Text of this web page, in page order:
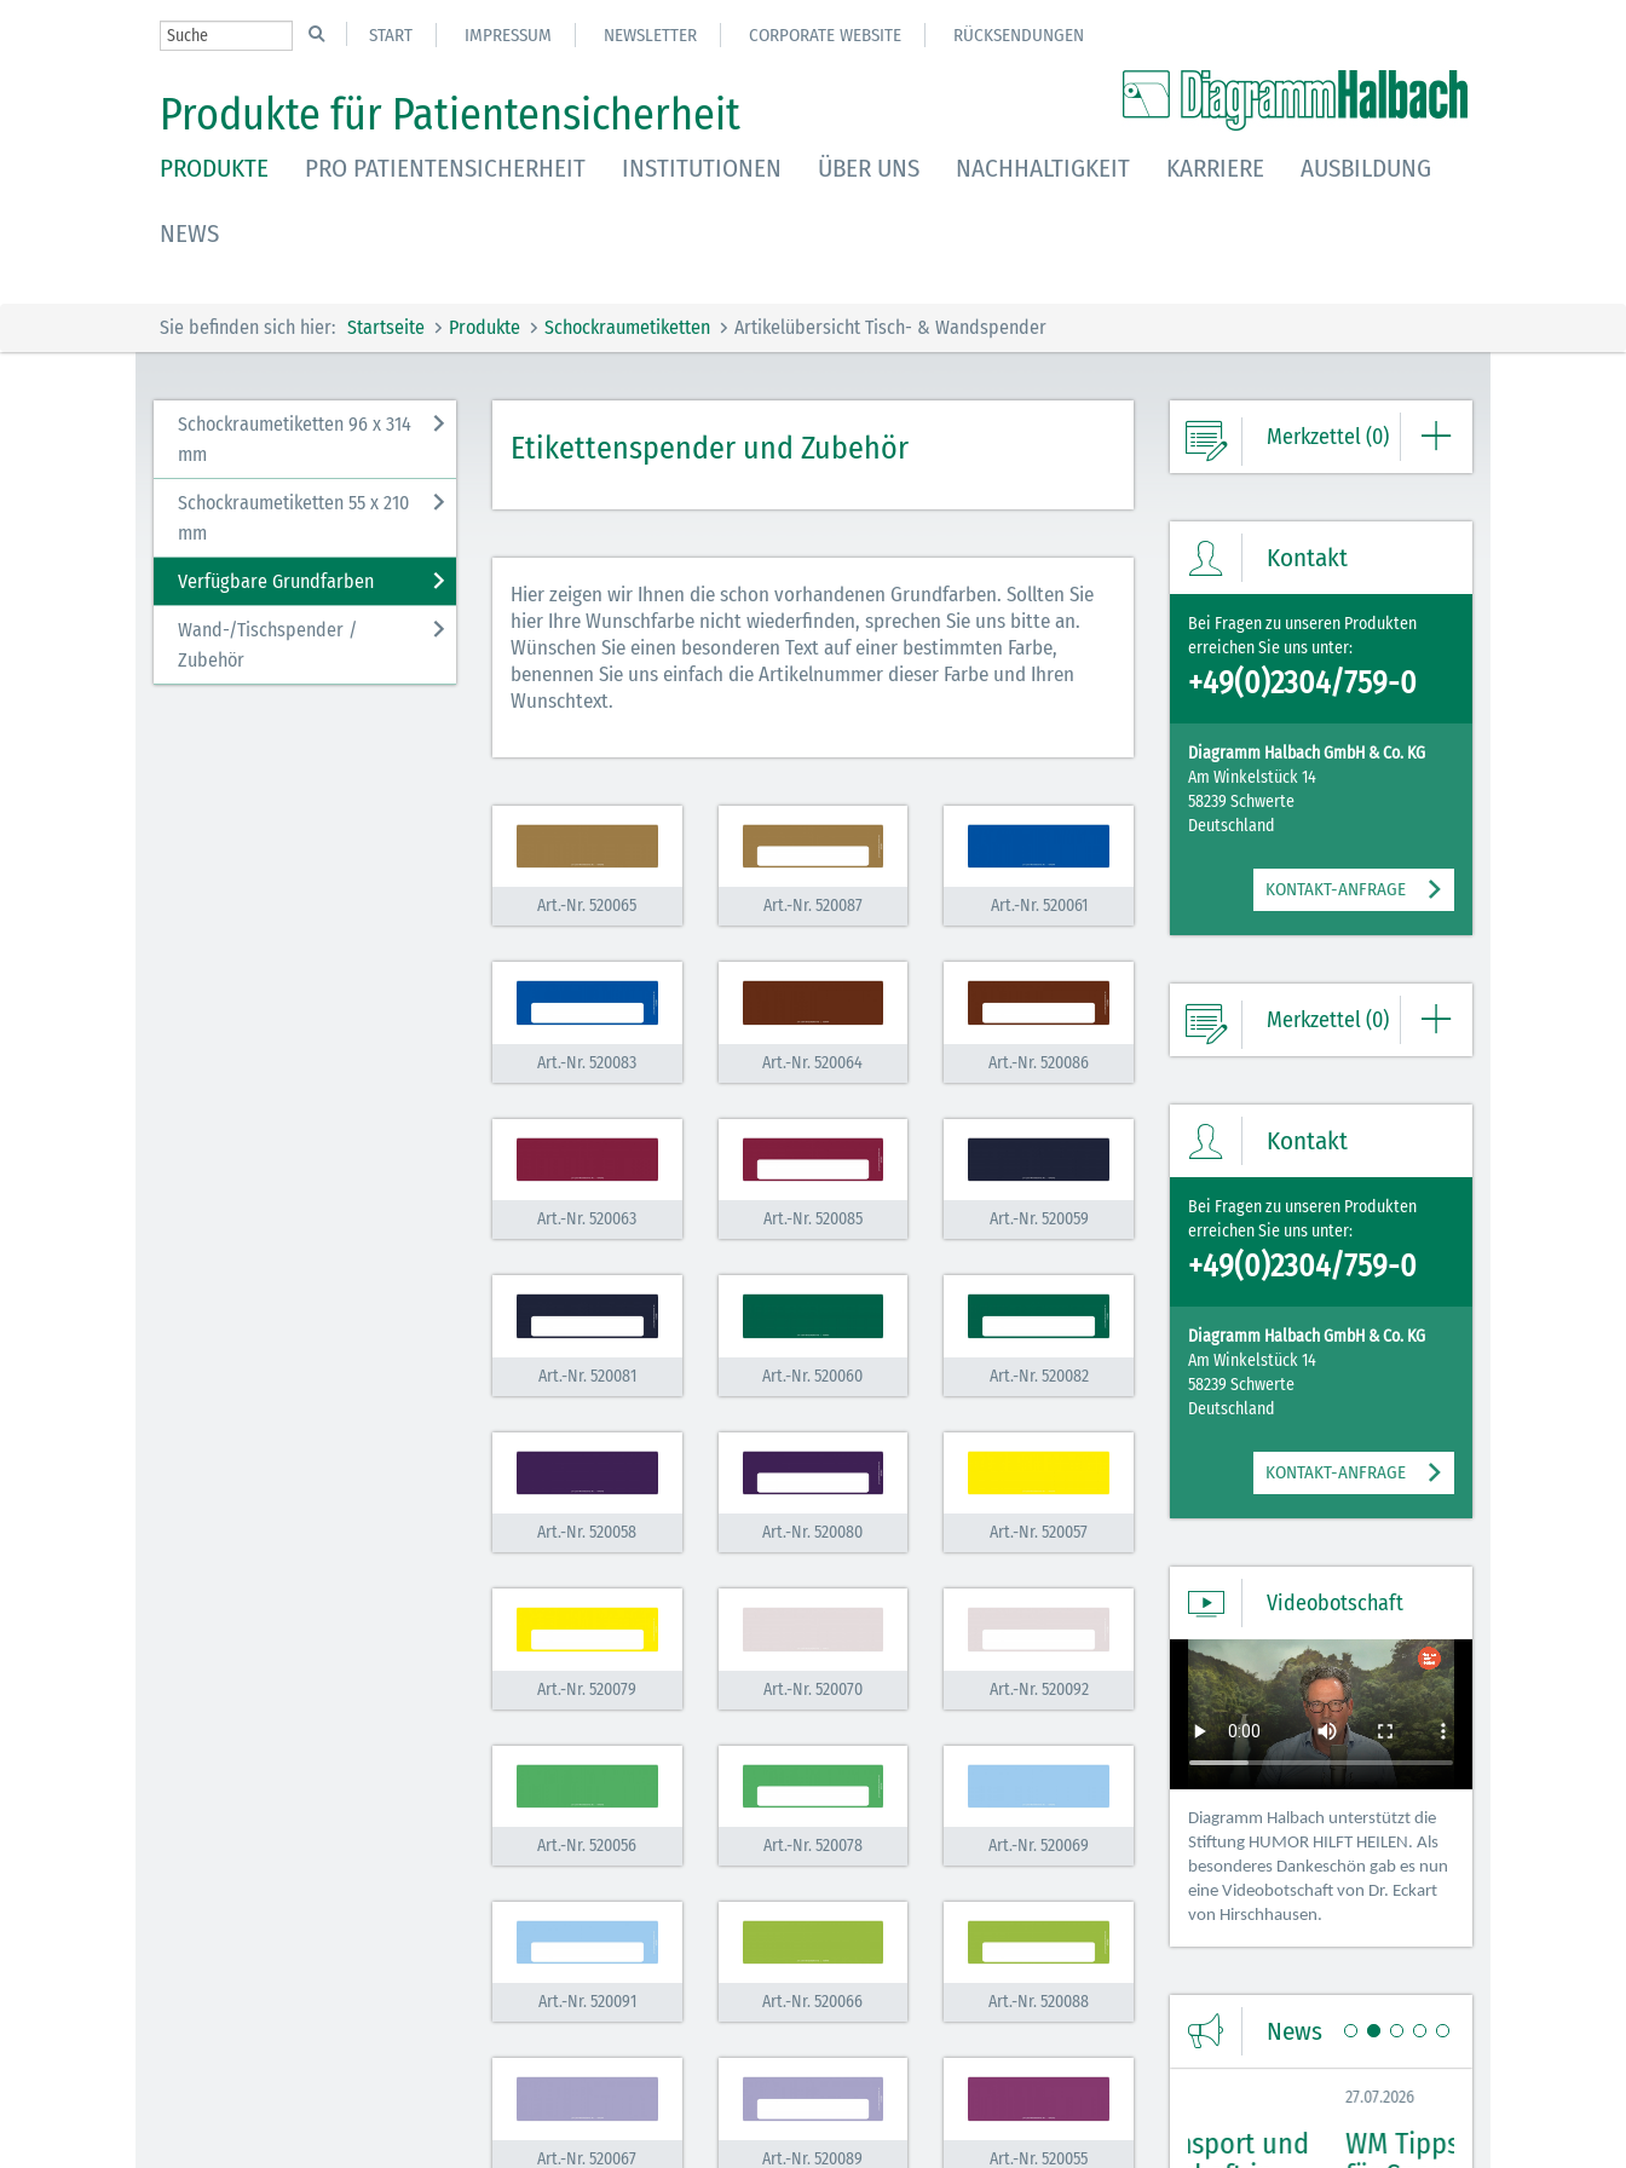
START IMPRESSUM NEWSLETTER CORPORATE WEBSITE RÜCKSENDUNGEN
Produkte für Patientensicherheit
PRODUKTE PRO PATIENTENSICHERHEIT INSTITUTIONEN ÜBER UNS NACHHALTIGKEIT KARRIERE AUSBILDUNG
NEWS
Sie befinden sich hier: Startseite Produkte Schockraumetiketten Artikelübersicht Tisch- & Wandspender
Schockraumetiketten 96 x 314
mm
Schockraumetiketten 55 x 210
mm
Verfügbare Grundfarben
Wand-/Tischspender /
Zubehör
Etikettenspender und Zubehör
Hier zeigen wir Ihnen die schon vorhandenen Grundfarben. Sollten Sie
hier Ihre Wunschfarbe nicht wiederfinden, sprechen Sie uns bitte an.
Wünschen Sie einen besonderen Text auf einer bestimmten Farbe,
benennen Sie uns einfach die Artikelnummer dieser Farbe und Ihren
Wunschtext.
Art.-Nr. 520065 Art.-Nr. 520087 Art.-Nr. 520061
Art.-Nr. 520083 Art.-Nr. 520064 Art.-Nr. 520086
Art.-Nr. 520063 Art.-Nr. 520085 Art.-Nr. 520059
Art.-Nr. 520081 Art.-Nr. 520060 Art.-Nr. 520082
Art.-Nr. 520058 Art.-Nr. 520080 Art.-Nr. 520057
Art.-Nr. 520079 Art.-Nr. 520070 Art.-Nr. 520092
Art.-Nr. 520056 Art.-Nr. 520078 Art.-Nr. 520069
Art.-Nr. 520091 Art.-Nr. 520066 Art.-Nr. 520088
Art.-Nr. 520067 Art.-Nr. 520089 Art.-Nr. 520055
Merkzettel (0)
Einträge.
ZUM MERKZETTEL
Kontakt
Bei Fragen zu unseren Produkten
erreichen Sie uns unter:
+49(0)2304/759-0
Diagramm Halbach GmbH & Co. KG
Am Winkelstück 14
58239 Schwerte
Deutschland
KONTAKT-ANFRAGE
Merkzettel (0)
Einträge.
ZUM MERKZETTEL
Kontakt
Bei Fragen zu unseren Produkten
erreichen Sie uns unter:
+49(0)2304/759-0
Diagramm Halbach GmbH & Co. KG
Am Winkelstück 14
58239 Schwerte
Deutschland
KONTAKT-ANFRAGE
Videobotschaft
Diagramm Halbach unterstützt die
Stiftung HUMOR HILFT HEILEN. Als
besonderes Dankeschön gab es nun
eine Videobotschaft von Dr. Eckart
von Hirschhausen.
News
Ein ganzes
Schwimmsport und
WM Tippspiel sorgt